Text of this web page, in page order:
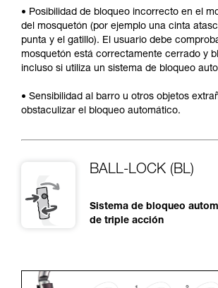
• Posibilidad de bloqueo incorrecto en el
del mosquetón (por ejemplo una cinta
punta y el gatillo). El usuario debe
mosquetón está correctamente cerrado y
incluso si utiliza un sistema de bloqueo
• Sensibilidad al barro u otros objetos
obstaculizar el bloqueo automático.
BALL-LOCK (BL)
Sistema de bloqueo
de triple acción